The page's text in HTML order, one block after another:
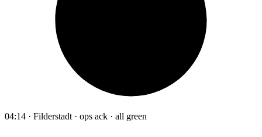
04:14 · Filderstadt · ops ack · all green